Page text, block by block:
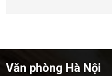
Văn phòng Hà Nội